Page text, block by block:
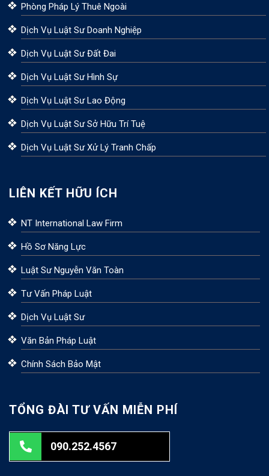
Phòng Pháp Lý Thuê Ngoài
Dịch Vụ Luật Sư Doanh Nghiệp
Dịch Vụ Luật Sư Đất Đai
Dịch Vụ Luật Sư Hình Sự
Dịch Vụ Luật Sư Lao Động
Dịch Vụ Luật Sư Sở Hữu Trí Tuệ
Dịch Vụ Luật Sư Xử Lý Tranh Chấp
LIÊN KẾT HỮU ÍCH
NT International Law Firm
Hồ Sơ Năng Lực
Luật Sư Nguyễn Văn Toàn
Tư Vấn Pháp Luật
Dịch Vụ Luật Sư
Văn Bản Pháp Luật
Chính Sách Bảo Mật
TỔNG ĐÀI TƯ VẤN MIỄN PHÍ
090.252.4567